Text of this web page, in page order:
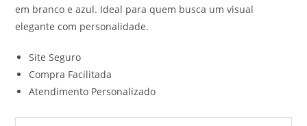
em branco e azul. Ideal para quem busca um visual
elegante com personalidade.
Site Seguro
Compra Facilitada
Atendimento Personalizado